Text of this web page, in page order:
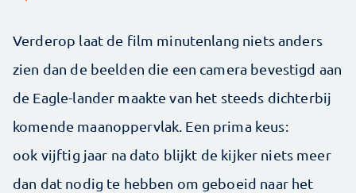
Verderop laat de film minutenlang niets anders
zien dan de beelden die een camera bevestigd aan
de Eagle-lander maakte van het steeds dichterbij
komende maanoppervlak. Een prima keus:
ook vijftig jaar na dato blijkt de kijker niets meer
dan dat nodig te hebben om geboeid naar het